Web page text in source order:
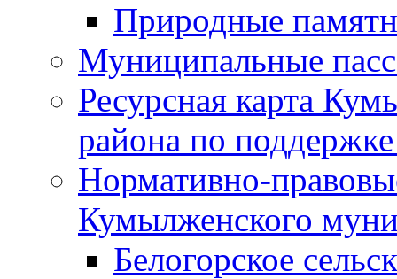
Природные
Муниципальные
Ресурсная карта
района по
Нормативно-
Кумылженского
Белогорское